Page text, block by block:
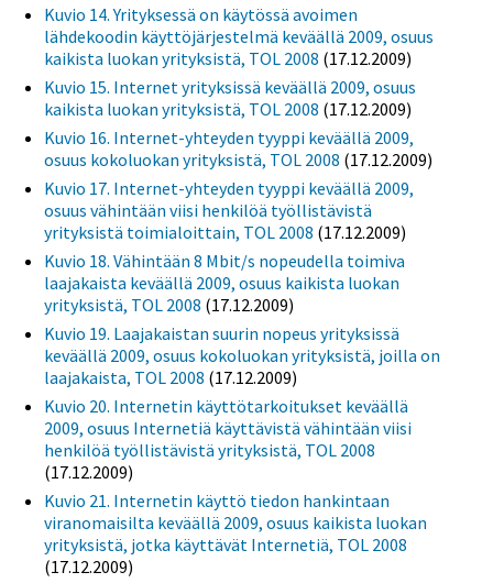
Kuvio 14. Yrityksessä on käytössä avoimen
lähdekoodin käyttöjärjestelmä keväällä 2009, osuus
kaikista luokan yrityksistä, TOL 2008 (17.12.2009)
Kuvio 15. Internet yrityksissä keväällä 2009, osuus
kaikista luokan yrityksistä, TOL 2008 (17.12.2009)
Kuvio 16. Internet-yhteyden tyyppi keväällä 2009,
osuus kokoluokan yrityksistä, TOL 2008 (17.12.2009)
Kuvio 17. Internet-yhteyden tyyppi keväällä 2009,
osuus vähintään viisi henkilöä työllistävistä
yrityksistä toimialoittain, TOL 2008 (17.12.2009)
Kuvio 18. Vähintään 8 Mbit/s nopeudella toimiva
laajakaista keväällä 2009, osuus kaikista luokan
yrityksistä, TOL 2008 (17.12.2009)
Kuvio 19. Laajakaistan suurin nopeus yrityksissä
keväällä 2009, osuus kokoluokan yrityksistä, joilla on
laajakaista, TOL 2008 (17.12.2009)
Kuvio 20. Internetin käyttötarkoitukset keväällä
2009, osuus Internetiä käyttävistä vähintään viisi
henkilöä työllistävistä yrityksistä, TOL 2008
(17.12.2009)
Kuvio 21. Internetin käyttö tiedon hankintaan
viranomaisilta keväällä 2009, osuus kaikista luokan
yrityksistä, jotka käyttävät Internetiä, TOL 2008
(17.12.2009)